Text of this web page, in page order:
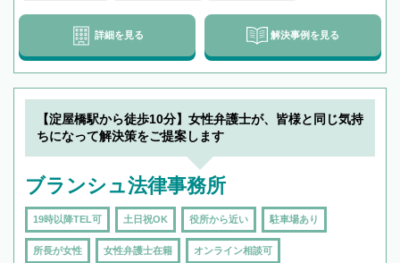
詳細を見る 解決事例を見る
【淀屋橋駅から徒歩10分】女性弁護士が、皆様と同じ気持
ちになって解決策をご提案します
ブランシュ法律事務所
19時以降TEL可 土日祝OK 役所から近い 駐車場あり
所長が女性 女性弁護士在籍 オンライン相談可